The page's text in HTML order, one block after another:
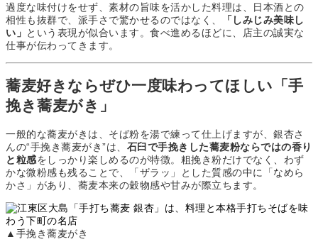
過度な味付けをせず、素材の旨味を活かした料理は、日本酒との
相性も抜群で、派手さで驚かせるのではなく、
「しみじみ美味し
い」 という表現が似合います。食べ進めるほどに、店主の誠実な
仕事が伝わってきます。
蕎麦好きならぜひ一度味わってほしい「手
挽き蕎麦がき」
一般的な蕎麦がきは、そば粉を湯で練って仕上げますが、銀杏さ
んの“手挽き蕎麦がき”は、 石臼で手挽きした蕎麦粉ならではの香り
と粒感をしっかり楽しめるのが特徴。粗挽き粉だけでなく、わず
かな微粉感も残ることで、「ザラッ」とした質感の中に「なめら
かさ」があり、蕎麦本来の穀物感や甘みが際立ちます。
▲手挽き蕎麦がき